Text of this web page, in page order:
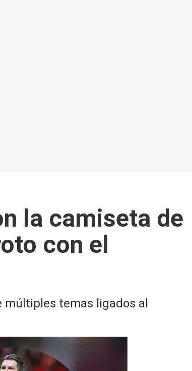
la camiseta de
con el
temas ligados al